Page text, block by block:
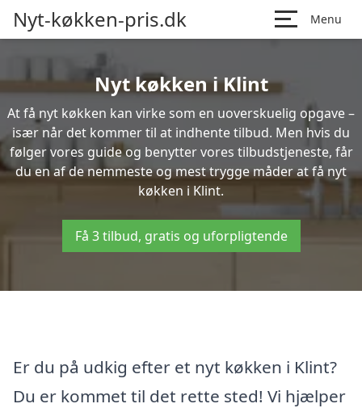
Nyt-køkken-pris.dk Menu
Nyt køkken i Klint
At få nyt køkken kan virke som en uoverskuelig opgave –
især når det kommer til at indhente tilbud. Men hvis du
følger vores guide og benytter vores tilbudstjeneste, får
du en af de nemmeste og mest trygge måder at få nyt
køkken i Klint.
Få 3 tilbud, gratis og uforpligtende
Er du på udkig efter et nyt køkken i Klint?
Du er kommet til det rette sted! Vi hjælper